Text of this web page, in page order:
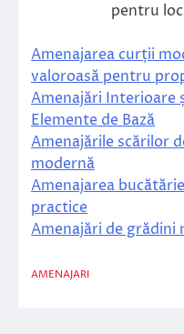
pentru
Amenajarea curții
valoroasă pentru
Amenajări Interioare
Elemente de Bază
Amenajările scărilor
modernă
Amenajarea
practice
Amenajări de grădini
AMENAJARI